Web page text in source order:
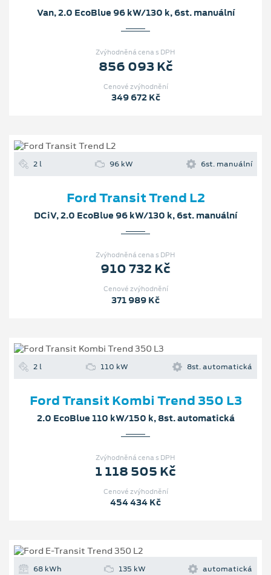
Van, 2.0 EcoBlue 96 kW/130 k, 6st. manuální
Zvýhodněná cena s DPH
856 093 Kč
Cenové zvýhodnění
349 672 Kč
2 l 96 kW 6st. manuální
Ford Transit Trend L2
DCiV, 2.0 EcoBlue 96 kW/130 k, 6st. manuální
Zvýhodněná cena s DPH
910 732 Kč
Cenové zvýhodnění
371 989 Kč
2 l 110 kW 8st. automatická
Ford Transit Kombi Trend 350 L3
2.0 EcoBlue 110 kW/150 k, 8st. automatická
Zvýhodněná cena s DPH
1 118 505 Kč
Cenové zvýhodnění
454 434 Kč
68 kWh 135 kW automatická